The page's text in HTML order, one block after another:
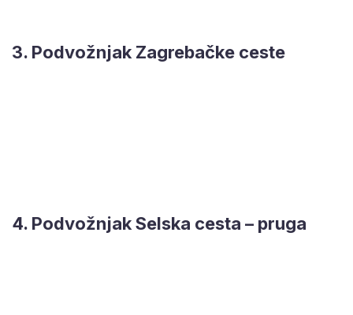
3. Podvožnjak Zagrebačke ceste
4. Podvožnjak Selska cesta – pruga